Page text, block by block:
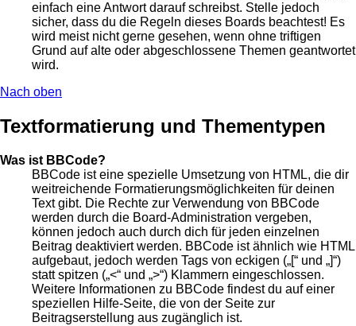
einfach eine Antwort darauf schreibst. Stelle jedoch
sicher, dass du die Regeln dieses Boards beachtest! Es
wird meist nicht gerne gesehen, wenn ohne triftigen
Grund auf alte oder abgeschlossene Themen geantwortet
wird.
Nach oben
Textformatierung und Thementypen
Was ist BBCode?
BBCode ist eine spezielle Umsetzung von HTML, die dir
weitreichende Formatierungsmöglichkeiten für deinen
Text gibt. Die Rechte zur Verwendung von BBCode
werden durch die Board-Administration vergeben,
können jedoch auch durch dich für jeden einzelnen
Beitrag deaktiviert werden. BBCode ist ähnlich wie HTML
aufgebaut, jedoch werden Tags von eckigen („[“ und „]“)
statt spitzen („<“ und „>“) Klammern eingeschlossen.
Weitere Informationen zu BBCode findest du auf einer
speziellen Hilfe-Seite, die von der Seite zur
Beitragserstellung aus zugänglich ist.